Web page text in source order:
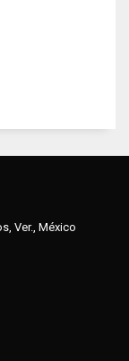
Ver., México